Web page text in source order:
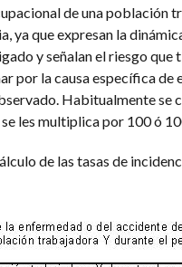
de una población
ya que expresan la
y señalan el riesgo que
por la causa específica de
Habitualmente se
les multiplica por 100 ó
de las tasas de